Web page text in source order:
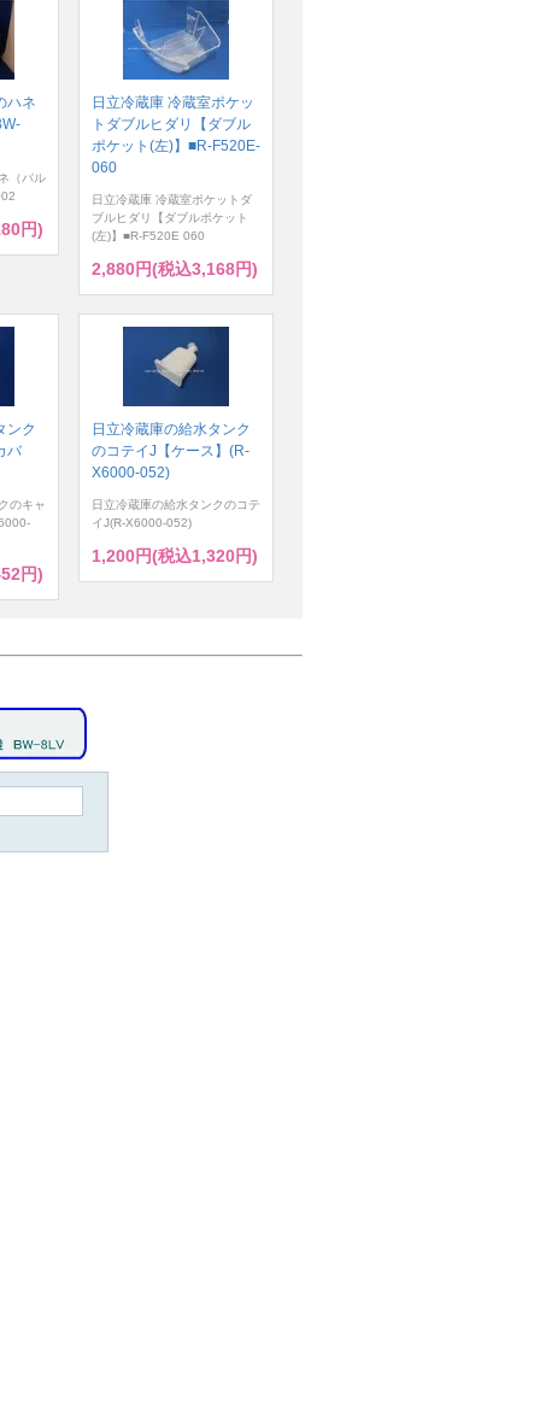
ハネ
（パル
円)
日立冷蔵庫 冷蔵室ポケッ
トダブルヒダリ【ダブル
ポケット(左)】■R-F520E-
060
日立冷蔵庫 冷蔵室ポケットダ
ブルヒダリ【ダブルポケット
(左)】■R-F520E 060
2,880円(税込3,168円)
ンク
バ
のキャ
円)
日立冷蔵庫の給水タンク
のコテイJ【ケース】(R-
X6000-052)
日立冷蔵庫の給水タンクのコテ
イJ(R-X6000-052)
1,200円(税込1,320円)